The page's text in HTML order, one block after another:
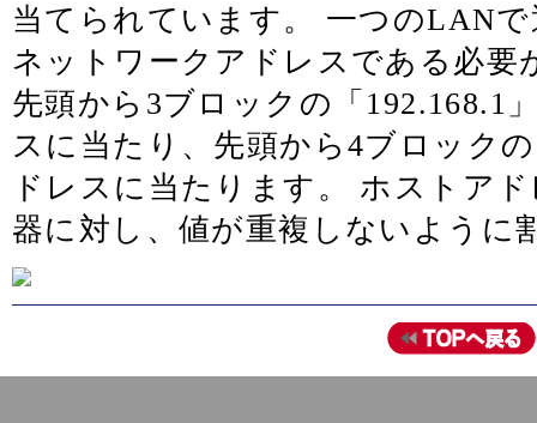
当てられています。 一つのLAN
ネットワークアドレスである必要
先頭から3ブロックの「192.168.1
スに当たり、先頭から4ブロック
ドレスに当たります。 ホストア
器に対し、値が重複しないように